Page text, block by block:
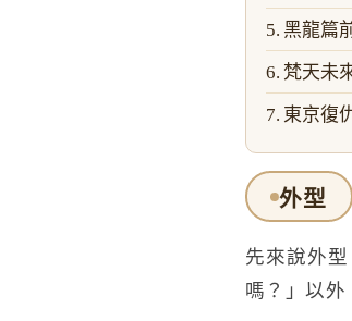
黑龍篇
梵天未
東京復
外型
先來說外
嗎？」以外